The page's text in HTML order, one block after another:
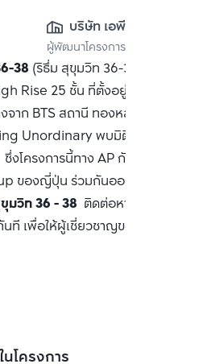
บริษัท เอพี (ไทย
แลนด์)
จำกัด(มหาชน)
ผู้พัฒนาโครงการ
38 (ริธึ่ม สุขุมวิท 36-38) คอนโด
Rise 25 ชั้น ที่ตั้งอยู่ระหว่างซอย
าก BTS สถานี ทองหล่อ ประมาณ
Unordinary พบมิติการใช้ชีวิตรูป
งโครงการนี้ทาง AP กับ
ของญี่ปุ่น ร่วมกันออกแบบ ซื้อ
มวิท 36 - 38 ติดต่อหาเรา
เพื่อให้ผู้เชี่ยวชาญของเราได้
โครงการ